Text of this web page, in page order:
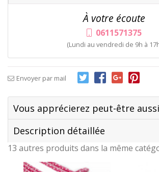
À votre écoute
0611571375
(Lundi au vendredi de 9h à
Envoyer par mail
Vous apprécierez peut-être
Description détaillée
13 autres produits dans la même